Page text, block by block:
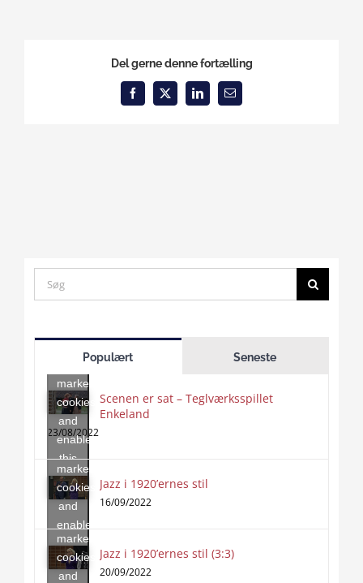
Del gerne denne fortælling
Facebook
X LinkedInEmail
Search
for:
Populært Seneste
accept
marketing
cookies
and
enable
this
content
Scenen er sat – Teglværksspillet
Enkeland
23/08/2022
Click
to
marketing
cookies
and
enable
this
content
Jazz i 1920’ernes stil
16/09/2022
Click
to
accept
marketing
cookies
and
Jazz i 1920’ernes stil (3:3)
20/09/2022